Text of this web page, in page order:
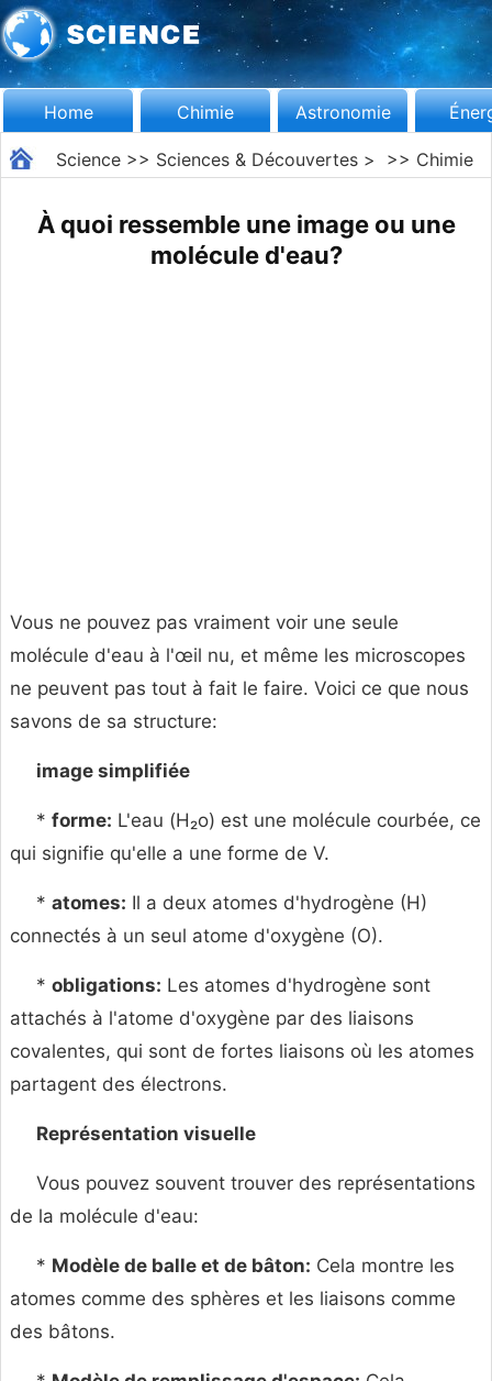
Home Chimie Astronomie
Science>> Sciences & Découvertes> >> Chimie
À quoi ressemble une image ou une
molécule d'eau?
Vous ne pouvez pas vraiment voir une seule
molécule d'eau à l'œil nu, et même les microscopes
ne peuvent pas tout à fait le faire. Voici ce que nous
savons de sa structure:
image simplifiée
* forme: L'eau (H₂o) est une molécule courbée, ce
qui signifie qu'elle a une forme de V.
* atomes: Il a deux atomes d'hydrogène (H)
connectés à un seul atome d'oxygène (O).
* obligations: Les atomes d'hydrogène sont
attachés à l'atome d'oxygène par des liaisons
covalentes, qui sont de fortes liaisons où les atomes
partagent des électrons.
Représentation visuelle
Vous pouvez souvent trouver des représentations
de la molécule d'eau:
* Modèle de balle et de bâton: Cela montre les
atomes comme des sphères et les liaisons comme
des bâtons.